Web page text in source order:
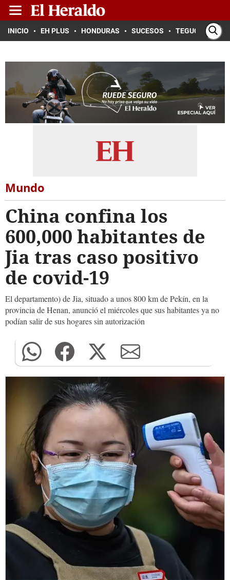
INICIO EH PLUS HONDURAS SUCESOS TEGUCIGALPA
Mundo
China confina los
600,000 habitantes de
Jia tras caso positivo
de covid-19
El departamento) de Jia, situado a unos 800 km de Pekín, en la
provincia de Henan, anunció el miércoles que sus habitantes ya no
podían salir de sus hogares sin autorización